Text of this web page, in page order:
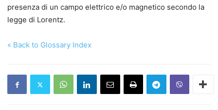
presenza di un campo elettrico e/o magnetico secondo la
legge di Lorentz.
« Back to Glossary Index